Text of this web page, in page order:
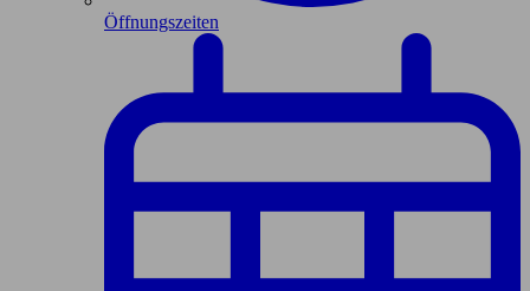
Öffnungszeiten